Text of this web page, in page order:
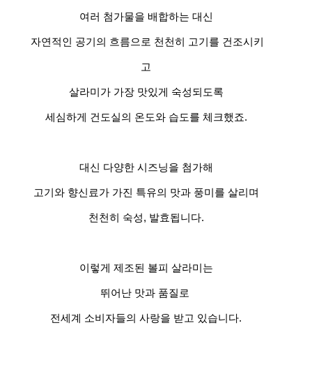
여러 첨가물을 배합하는 대신
자연적인 공기의 흐름으로 천천히 고기를 건조시키
고
살라미가 가장 맛있게 숙성되도록
세심하게 건도실의 온도와 습도를 체크했죠.
대신 다양한 시즈닝을 첨가해
고기와 향신료가 가진 특유의 맛과 풍미를 살리며
천천히 숙성, 발효됩니다.
이렇게 제조된 볼피 살라미는
뛰어난 맛과 품질로
전세계 소비자들의 사랑을 받고 있습니다.